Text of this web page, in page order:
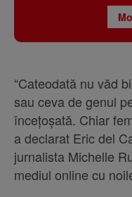
“Cateodată nu văd
sau ceva de genul
încețoșată. Chiar
a declarat Eric del
jurnalista Michelle
mediul online cu